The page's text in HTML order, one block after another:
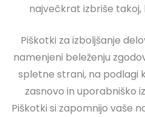
največkrat izbriše
Piškotki za izboljšanje
namenjeni beleženju
spletne strani, na podlagi
zasnovo in uporabniško
Piškotki si zapomnijo vaše